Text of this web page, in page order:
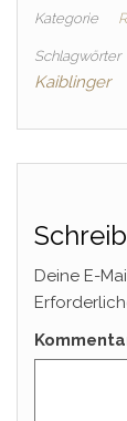
Kategorie
Schlagwörter
Kaiblinger
Deine E-